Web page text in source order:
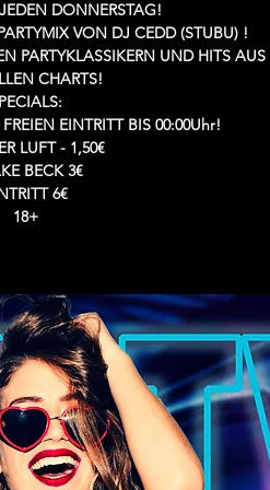
DONNERSTAG!
VON DJ CEDD (STUBU) !
PARTYKLASSIKERN UND HITS
CHARTS!
EINTRITT BIS 00:00Uhr!
LUFT - 1,50€
BECK 3€
6€
18+